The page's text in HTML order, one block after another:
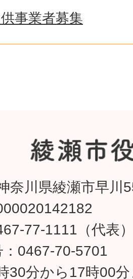
事業者募集
奈川県綾瀬市早川
77-1111（代表
0467-70-5701
30分から17時00